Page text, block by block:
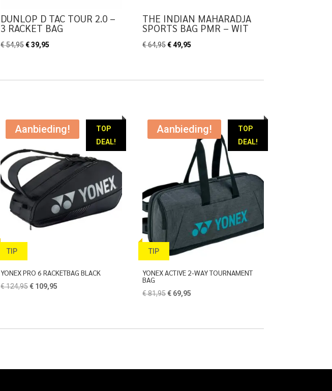
DUNLOP D TAC TOUR 2.0 –
3 RACKET BAG
€54,95Oorspronkelijke
€39,95
THE INDIAN MAHARADJA
SPORTS BAG PMR – WIT
€64,95Oorspronkelijke
€49,95
TOP
DEAL!
TIP
Aanbieding!
YONEX PRO 6 RACKETBAG BLACK
€124,95Oorspronkelijke
€ 109,95
TOP
DEAL!
TIP
Aanbieding!
YONEX ACTIVE 2-WAY TOURNAMENT
BAG
€81,95Oorspronkelijke
€ 69,95